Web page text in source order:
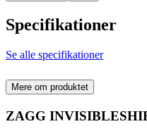
Specifikationer
Se alle specifikationer
Mere om produktet
ZAGG